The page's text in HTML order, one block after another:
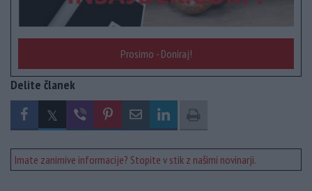
Prosimo - Doniraj!
Delite članek
Imate zanimive informacije? Stopite v stik z našimi novinarji.